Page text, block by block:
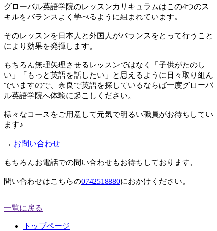
グローバル英語学院のレッスンカリキュラムはこの4つのス
キルをバランスよく学べるように組まれています。
そのレッスンを日本人と外国人がバランスをとって行うこと
により効果を発揮します。
もちろん無理矢理させるレッスンではなく「子供がたのし
い」「もっと英語を話したい」と思えるように日々取り組ん
でいますので、奈良で英語を探しているならば一度グローバ
ル英語学院へ体験に起こしください。
様々なコースをご用意して元気で明るい職員がお待ちしてい
ます♪
→ お問い合わせ
もちろんお電話での問い合わせもお待ちしております。
問い合わせはこちらの0742518880におかけください。
一覧に戻る
トップページ